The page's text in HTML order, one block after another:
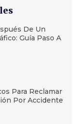
De Un
Guía Paso A
Para Reclamar
Por Accidente